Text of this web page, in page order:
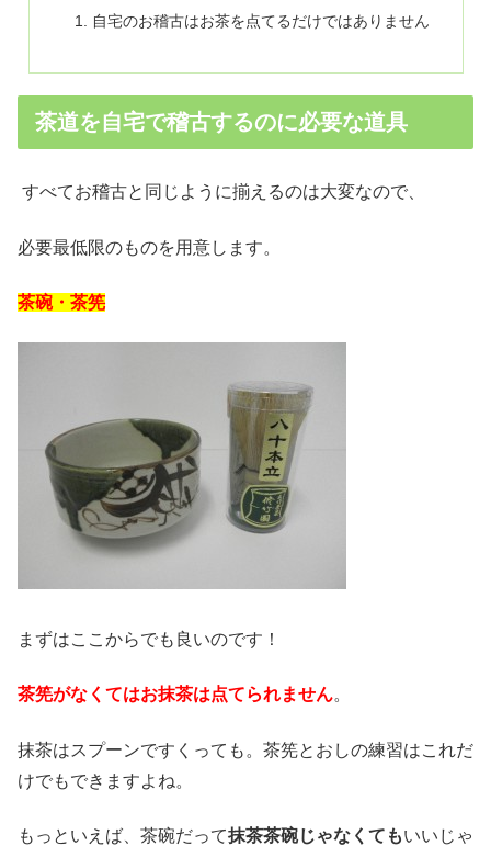
自宅のお稽古はお茶を点てるだけではありません
茶道を自宅で稽古するのに必要な道具
すべてお稽古と同じように揃えるのは大変なので、
必要最低限のものを用意します。
茶碗・ 茶筅
まずはここからでも良いのです！
茶筅がなくてはお抹茶は点てられません。
抹茶はスプーンですくっても。茶筅とおしの練習はこれだ
けでもできますよね。
もっといえば、茶碗だって抹茶茶碗じゃなくてもいいじゃ